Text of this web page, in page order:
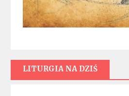
LITURGIA NA DZIŚ